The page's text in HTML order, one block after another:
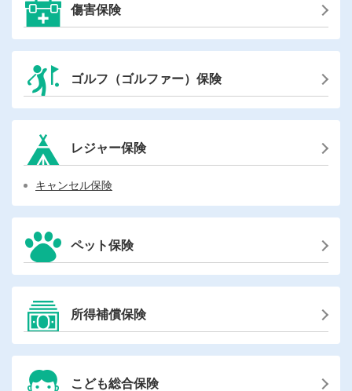
傷害保険
ゴルフ（ゴルファー）保険
レジャー保険
キャンセル保険
ペット保険
所得補償保険
こども総合保険